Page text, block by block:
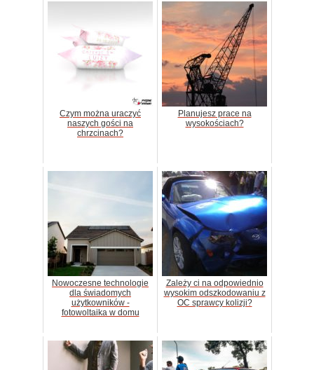
Czym można uraczyć
naszych gości na
chrzcinach?
Planujesz prace na
wysokościach?
Nowoczesne technologie
dla świadomych
użytkowników -
fotowoltaika w domu
Zależy ci na odpowiednio
wysokim odszkodowaniu z
OC sprawcy kolizji?